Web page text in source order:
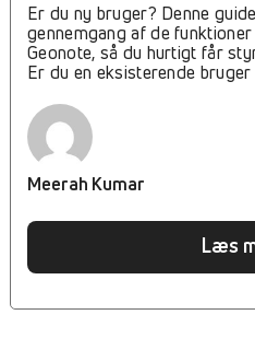
Er du ny bruger? Denne
gennemgang af de
Geonote, så du hurtigt får
Er du en eksisterende
også en hurtig introduktion
videre for at opdage,
Meerah Kumar
Læs